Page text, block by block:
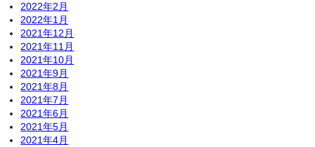
2022年2月
2022年1月
2021年12月
2021年11月
2021年10月
2021年9月
2021年8月
2021年7月
2021年6月
2021年5月
2021年4月